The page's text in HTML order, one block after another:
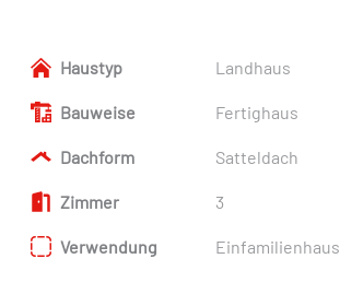
Haustyp Landhaus
Bauweise Fertighaus
Dachform Satteldach
Zimmer 3
Verwendung Einfamilienhaus